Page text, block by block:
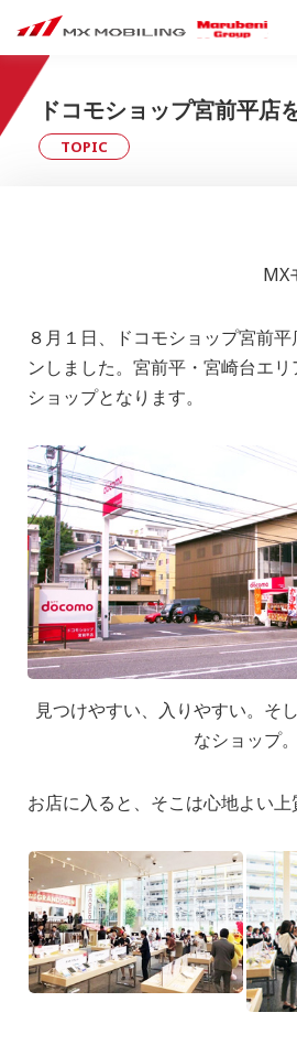
ドコモショップ宮前平店
TOPIC
MX
８月１日、ドコモショップ宮前
ンしました。宮前平・宮崎台エ
ショップとなります。
見つけやすい、入りやすい。そ
なショップ。
お店に入ると、そこは心地よい上